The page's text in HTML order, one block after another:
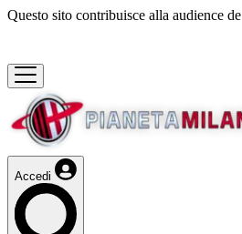
Questo sito contribuisce alla audience de
Accedi